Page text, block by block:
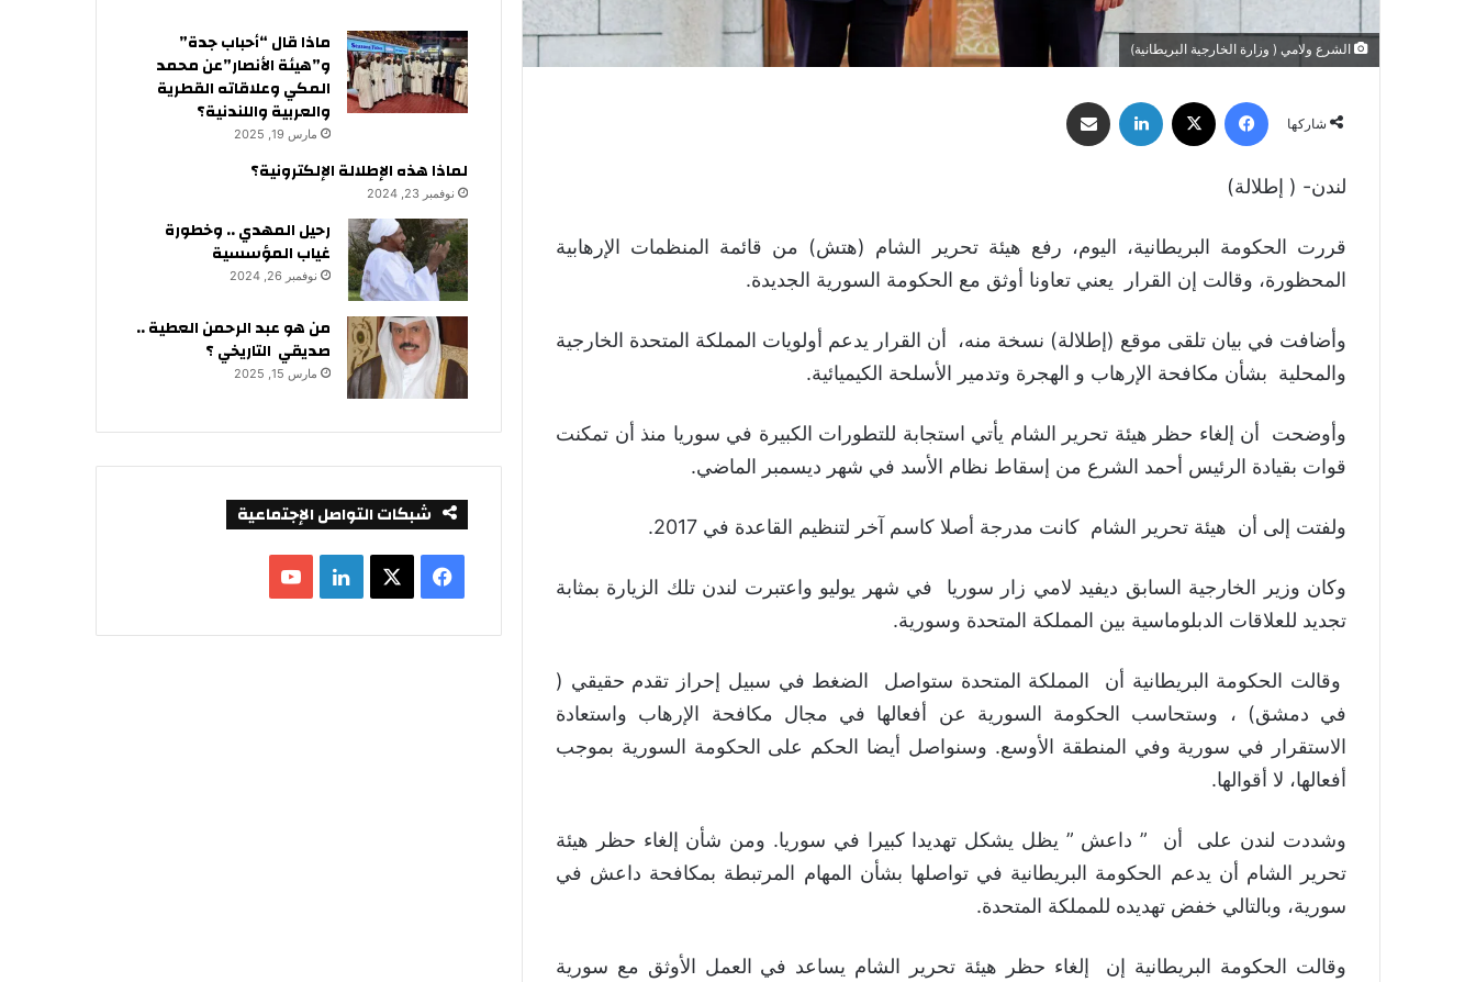
الشرع ولامي ( وزارة الخارجية البريطانية)
شاركها
لندن- ( إطلالة)
قررت الحكومة البريطانية، اليوم، رفع هيئة تحرير الشام (هتش) من قائمة المنظمات الإرهابية
المحظورة، وقالت إن القرار يعني تعاونا أوثق مع الحكومة السورية الجديدة.
وأضافت في بيان تلقى موقع (إطلالة) نسخة منه، أن القرار يدعم أولويات المملكة المتحدة الخارجية
والمحلية بشأن مكافحة الإرهاب و الهجرة وتدمير الأسلحة الكيميائية.
وأوضحت أن إلغاء حظر هيئة تحرير الشام يأتي استجابة للتطورات الكبيرة في سوريا منذ أن تمكنت
قوات بقيادة الرئيس أحمد الشرع من إسقاط نظام الأسد في شهر ديسمبر الماضي.
ولفتت إلى أن هيئة تحرير الشام كانت مدرجة أصلا كاسم آخر لتنظيم القاعدة في 2017.
وكان وزير الخارجية السابق ديفيد لامي زار سوريا في شهر يوليو واعتبرت لندن تلك الزيارة بمثابة
تجديد للعلاقات الدبلوماسية بين المملكة المتحدة وسورية.
وقالت الحكومة البريطانية أن المملكة المتحدة ستواصل الضغط في سبيل إحراز تقدم حقيقي (
في دمشق) ، وستحاسب الحكومة السورية عن أفعالها في مجال مكافحة الإرهاب واستعادة
الاستقرار في سورية وفي المنطقة الأوسع. وسنواصل أيضا الحكم على الحكومة السورية بموجب
أفعالها، لا أقوالها.
وشددت لندن على أن ” داعش ” يظل يشكل تهديدا كبيرا في سوريا. ومن شأن إلغاء حظر هيئة
تحرير الشام أن يدعم الحكومة البريطانية في تواصلها بشأن المهام المرتبطة بمكافحة داعش في
سورية، وبالتالي خفض تهديده للمملكة المتحدة.
وقالت الحكومة البريطانية إن إلغاء حظر هيئة تحرير الشام يساعد في العمل الأوثق مع سورية
ماذا قال “أحباب جدة”
و”هيئة الأنصار”عن محمد
المكي وعلاقاته القطرية
والعربية واللندنية؟
مارس 19, 2025
لماذا هذه الإطلالة الإلكترونية؟
نوفمبر 23, 2024
رحيل المهدي .. وخطورة
غياب المؤسسية
نوفمبر 26, 2024
من هو عبد الرحمن العطية ..
صديقي التاريخي ؟
مارس 15, 2025
شبكات التواصل الإجتماعية
ل